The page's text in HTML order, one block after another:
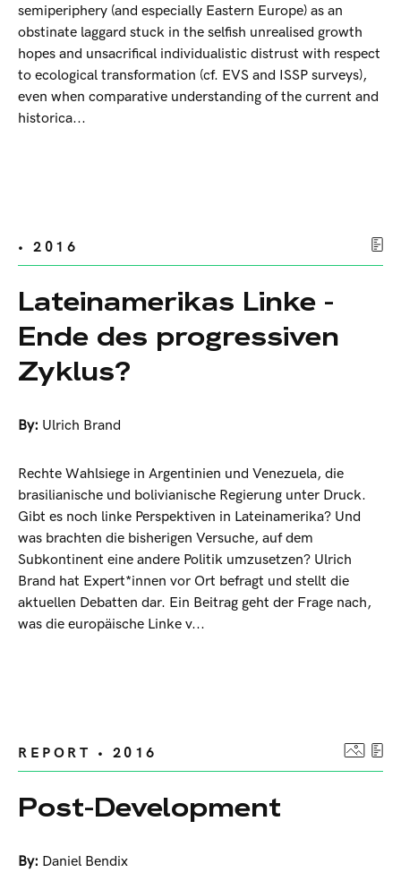
semiperiphery (and especially Eastern Europe) as an
obstinate laggard stuck in the selfish unrealised growth
hopes and unsacrifical individualistic distrust with respect
to ecological transformation (cf. EVS and ISSP surveys),
even when comparative understanding of the current and
historica...
• 2016
Lateinamerikas Linke -
Ende des progressiven
Zyklus?
By: Ulrich Brand
Rechte Wahlsiege in Argentinien und Venezuela, die
brasilianische und bolivianische Regierung unter Druck.
Gibt es noch linke Perspektiven in Lateinamerika? Und
was brachten die bisherigen Versuche, auf dem
Subkontinent eine andere Politik umzusetzen? Ulrich
Brand hat Expert*innen vor Ort befragt und stellt die
aktuellen Debatten dar. Ein Beitrag geht der Frage nach,
was die europäische Linke v...
REPORT • 2016
Post-Development
By: Daniel Bendix